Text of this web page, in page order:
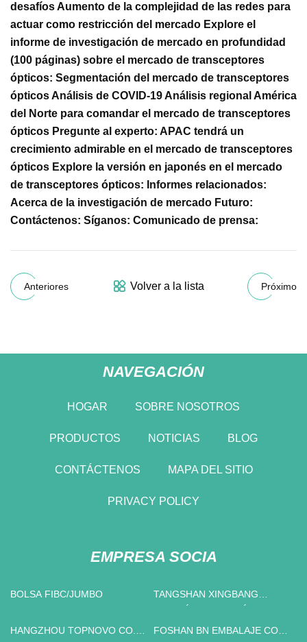
desafíos Aumento de la complejidad de las redes para
actuar como restricción del mercado Explore el
informe de investigación de mercado en profundidad
(100 páginas) sobre el mercado de transceptores
ópticos: Segmentación del mercado de transceptores
ópticos Análisis de COVID-19 Análisis regional América
del Norte para comandar el mercado de transceptores
ópticos Pregunte al experto: APAC tendrá un
crecimiento admirable en el mercado de transceptores
ópticos Explore la versión en japonés en el mercado
de transceptores ópticos: Informes relacionados:
Acerca de la investigación de mercado Futuro:
Contáctenos: Síganos: Comunicado de prensa:
Anteriores Volver a la lista Próximo
NAVEGACIÓN
HOGAR SOBRE NOSOTROS
PRODUCTOS NOTICIAS BLOG
CONTÁCTENOS MAPA DEL SITIO
PRIVACY POLICY
EMPRESA SOCIA
BOLSA FIBC/JUMBO
TANGSHAN XINGBANG
EQUIPO CO., LTD
HANGZHOU TOPNOVO CO.,
FOSHAN BN EMBALAJE CO.,